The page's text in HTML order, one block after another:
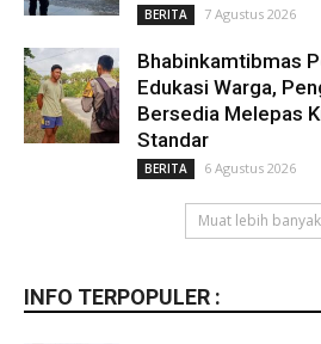
BERITA 7 Agustus 2026
Bhabinkamtibmas
Edukasi Warga,
Bersedia Melepas
Standar
BERITA 6 Agustus 2026
Muat lebih banyak
INFO TERPOPULER :